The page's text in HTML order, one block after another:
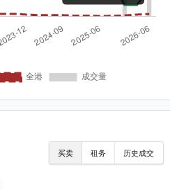
买卖 租务 历史成交